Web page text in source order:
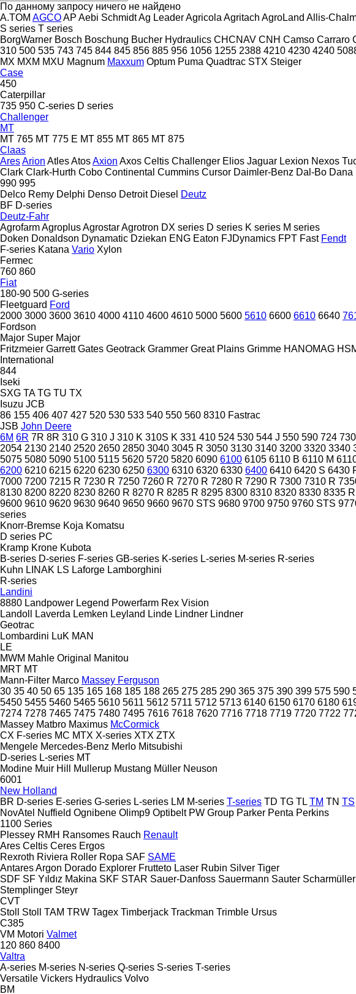
По данному запросу ничего не найдено
A.TOM AGCOAP Aebi SchmidtAg LeaderAgricola Agritach AgroLand Allis-
S series T series
BorgWarner Bosch Boschung Bucher Hydraulics CHCNAV CNH Camso Carraro
310 500 535 743 745 844 845 856 885 956 1056 1255 2388 4210 4230 4240
MX MXM MXU Magnum Maxxum Optum Puma Quadtrac STX Steiger
Case
450
Caterpillar
735 950 C-series D series
Challenger
MT
MT 765 MT 775 E MT 855 MT 865 MT 875
Claas
AresArion AtlesAtosAxion Axos Celtis Challenger Elios Jaguar Lexion Nexos
Clark Clark-Hurth Cobo Continental Cummins Cursor Daimler-Benz Dal-Bo Dana
990 995
Delco Remy Delphi Denso Detroit Diesel Deutz
BF D-series
Deutz-Fahr
AgrofarmAgroplusAgrostarAgrotron DX series D series K series M series
Doken Donaldson Dynamatic Dziekan ENG Eaton FJDynamics FPT Fast Fendt
F-series Katana Vario Xylon
Fermec
760 860
Fiat
180-90 500 G-series
Fleetguard Ford
2000 3000 3600 3610 4000 4110 4600 4610 5000 5600 5610 6600 6610 6640
Fordson
Major Super Major
Fritzmeier Garrett Gates Geotrack Grammer Great Plains Grimme HANOMAG
International
844
Iseki
SXG TA TG TU TX
Isuzu JCB
86 155 406 407 427 520 530 533 540 550 560 8310 Fastrac
JSB John Deere
6M 6R 7R 8R 310 G 310 J 310 K 310S K 331 410 524 530 544 J 550 590 724 730
2054 2130 2140 2520 2650 2850 3040 3045 R 3050 3130 3140 3200 3320 3340
5075 5080 5090 5100 5115 5620 5720 5820 6090 6100 6105 6110 B 6110 M
6200 6210 6215 6220 6230 6250 6300 6310 6320 6330 6400 6410 6420 S 6430
7000 7200 7215 R 7230 R 7250 7260 R 7270 R 7280 R 7290 R 7300 7310 R
8130 8200 8220 8230 8260 R 8270 R 8285 R 8295 8300 8310 8320 8330 8335 R
9600 9610 9620 9630 9640 9650 9660 9670 STS 9680 9700 9750 9760 STS
series
Knorr-Bremse Koja Komatsu
D series PC
Kramp Krone Kubota
B-series D-series F-series GB-series K-series L-series M-series R-series
Kuhn LINAK LS Laforge Lamborghini
R-series
Landini
8880 Landpower Legend Powerfarm Rex Vision
Landoll
Laverda Lemken Leyland Linde Lindner Lindner
Geotrac
Lombardini LuK MAN
LE
MWM Mahle Original
Manitou
MRT MT
Mann-Filter Marco Massey Ferguson
30 35 40 50 65 135 165 168 185 188 265 275 285 290 365 375 390 399 575 590
5450 5455 5460 5465 5610 5611 5612 5711 5712 5713 6140 6150 6170 6180
7274 7278 7465 7475 7480 7495 7616 7618 7620 7716 7718 7719 7720 7722
Massey Matbro Maximus McCormick
CX F-series MC MTX X-series XTX ZTX
Mengele Mercedes-Benz Merlo Mitsubishi
D-series L-series MT
Modine Muir Hill Mullerup Mustang Müller Neuson
6001
New Holland
BR D-series E-series G-series L-series LM M-series T-series TD TG TL TM TN TS
NovAtel Nuffield Ognibene Olimp9 Optibelt PW Group Parker Penta Perkins
1100 Series
Plessey RMH Ransomes Rauch Renault
Ares Celtis Ceres Ergos
Rexroth Riviera Roller Ropa SAF SAME
AntaresArgon Dorado Explorer Frutteto Laser Rubin Silver Tiger
SDF SF Yıldız Makina SKF STAR Sauer-Danfoss Sauermann Sauter Scharmüller
Stemplinger Steyr
CVT
Stoll
Stoll TAM TRW Tagex Timberjack Trackman Trimble Ursus
C385
VM Motori Valmet
120 860 8400
Valtra
A-series M-series N-series Q-series S-series T-series
Versatile Vickers Hydraulics Volvo
BM